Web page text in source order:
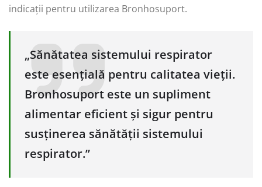
indicații pentru utilizarea Bronhosuport.
„Sănătatea sistemului respirator
este esențială pentru calitatea vieții.
Bronhosuport este un supliment
alimentar eficient și sigur pentru
susținerea sănătății sistemului
respirator.”